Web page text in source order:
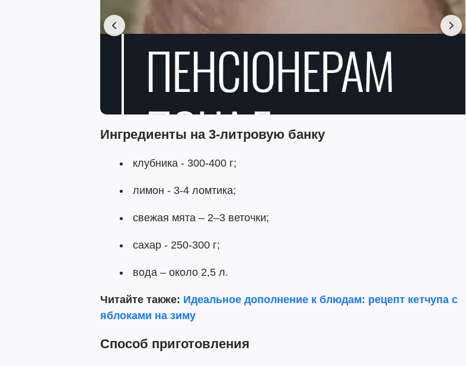
Ингредиенты на 3-литровую банку
клубника - 300-400 г;
лимон - 3-4 ломтика;
свежая мята – 2–3 веточки;
сахар - 250-300 г;
вода – около 2,5 л.
Читайте также: Идеальное дополнение к блюдам: рецепт кетчупа с
яблоками на зиму
Способ приготовления